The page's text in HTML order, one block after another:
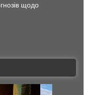
щодо